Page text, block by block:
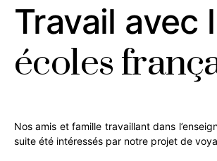
Travail avec
écoles
Nos amis et famille travaillant dans
suite été intéressés par notre projet de